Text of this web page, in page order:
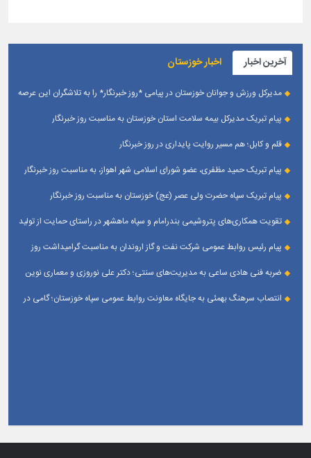
آخرین اخبار اخبار خوزستان
مدیرکل ورزش و جوانان خوزستان در پیامی *روز خبرنگار* را به تلاشگران این عرصه
پیام تبریک مدیرکل بیمه سلامت استان خوزستان به مناسبت روز خبرنگار
قلم و کابل؛ هم مسیر روایت پایداری در روز خبرنگار
پیام تبریک حمید مظفری، عضو شورای اسلامی شهر اهواز، به مناسبت روز خبرنگار
پیام تبریک سپاه حضرت ولی عصر (عج) خوزستان به مناسبت روز خبرنگار
تقویت همکاری‌های پتروشیمی بندرامام و سپاه ماهشهر در راستای حمایت از تولید
پیام رئیس روابط عمومی شركت نفت و گاز اروندان به مناسبت گرامیداشت روز
ضربه فنی هادی ساعی به مدیریت‌های سنتی؛ دکتر علی نوروزی و معماری نوین
انتصاب سرهنگ بهمئی به جایگاه معاونت روابط عمومی سپاه خوزستان؛ گامی در